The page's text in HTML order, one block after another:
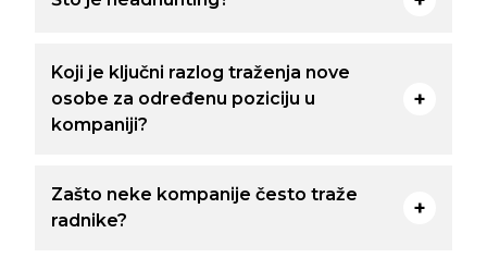
Koji je ključni razlog traženja nove
osobe za određenu poziciju u
kompaniji?
Zašto neke kompanije često traže
radnike?